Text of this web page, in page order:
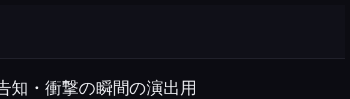
知・衝撃の瞬間の演出用